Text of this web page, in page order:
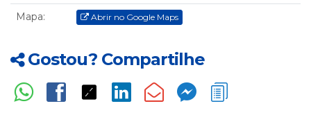
Mapa: Abrir no Google Maps
Gostou? Compartilhe